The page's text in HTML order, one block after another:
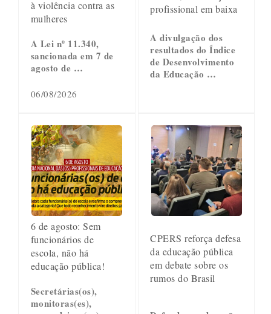
à violência contra as
mulheres
A Lei nº 11.340,
sancionada em 7 de
agosto de …
06/08/2026
profissional em baixa
A divulgação dos
resultados do Índice
de Desenvolvimento
da Educação …
6 de agosto: Sem
funcionários de
escola, não há
educação pública!
Secretárias(os),
monitoras(es),
CPERS reforça defesa
da educação pública
em debate sobre os
rumos do Brasil